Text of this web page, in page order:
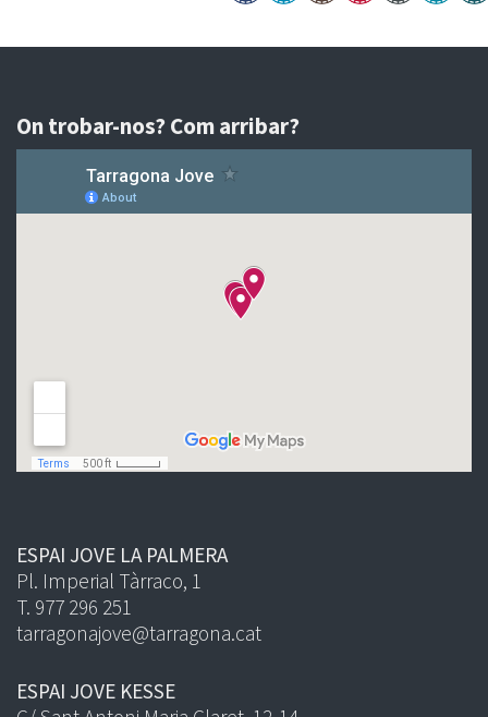
On trobar-nos? Com arribar?
ESPAI JOVE LA PALMERA
Pl. Imperial Tàrraco, 1
T. 977 296 251
tarragonajove@tarragona.cat
ESPAI JOVE KESSE